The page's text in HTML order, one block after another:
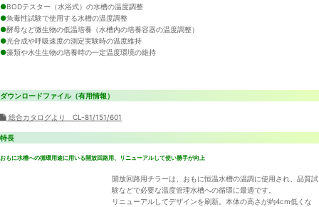
●BODテスター（水浴式）の水槽の温度調整
●魚毒性試験で使用する水槽の温度調整
●酵母など微生物の低温培養（水槽内の培養容器の温度調整）
●光合成や呼吸速度の測定実験時の温度維持
●藻類や水生生物の培養時の一定温度環境の維持
ダウンロードファイル（有用情報）
総合カタログより CL-81/151/601
特長
おもに水槽への循環用途に用いる開放回路用、リニューアルして使い勝手が向上
開放回路用チラーは、おもに恒温水槽の温調に使用され、品質試
験などで必要な温度管理水槽への循環に最適です。
リニューアルしてデザインを刷新。本体の高さが約4cm低くな